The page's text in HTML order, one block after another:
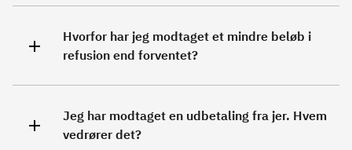
Hvorfor har jeg modtaget et mindre beløb i
refusion end forventet?
Jeg har modtaget en udbetaling fra jer. Hvem
vedrører det?